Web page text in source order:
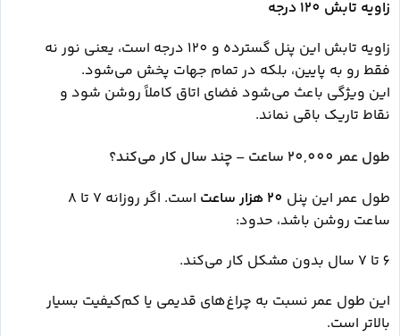
زاویه تابش 120 درجه
زاویه تابش این پنل گسترده و 120 درجه است، یعنی نور نه
فقط رو به پایین، بلکه در تمام جهات پخش می‌شود.
این ویژگی باعث می‌شود فضای اتاق کاملاً روشن شود و
نقاط تاریک باقی نماند.
طول عمر 20,000 ساعت – چند سال کار می‌کند؟
طول عمر این پنل 20 هزار ساعت
است. اگر روزانه 7 تا 8
ساعت روشن باشد، حدود:
6 تا 7 سال بدون مشکل کار می‌کند.
این طول عمر نسبت به چراغ‌های قدیمی یا کم‌کیفیت بسیار
بالاتر است.